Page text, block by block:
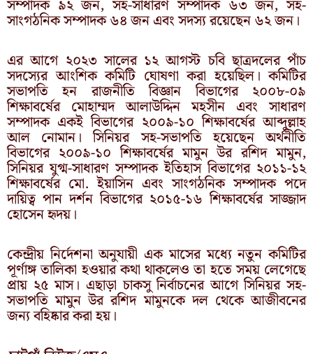
সম্পাদক ৯২ জন, সহ-সাধারণ সম্পাদক ৬৩ জন, সহ-
সাংগঠনিক সম্পাদক ৬৪ জন এবং সদস্য রয়েছেন ৬২ জন।
এর আগে ২০২৩ সালের ১২ আগস্ট চবি ছাত্রদলের পাঁচ
সদস্যের আংশিক কমিটি ঘোষণা করা হয়েছিল। কমিটির
সভাপতি হন রাজনীতি বিজ্ঞান বিভাগের ২০০৮-০৯
শিক্ষাবর্ষের মোহাম্মদ আলাউদ্দিন মহসীন এবং সাধারণ
সম্পাদক একই বিভাগের ২০০৯-১০ শিক্ষাবর্ষের আব্দুল্লাহ
আল নোমান। সিনিয়র সহ-সভাপতি হয়েছেন অর্থনীতি
বিভাগের ২০০৯-১০ শিক্ষাবর্ষের মামুন উর রশিদ মামুন,
সিনিয়র যুগ্ম-সাধারণ সম্পাদক ইতিহাস বিভাগের ২০১১-১২
শিক্ষাবর্ষের মো. ইয়াসিন এবং সাংগঠনিক সম্পাদক পদে
দায়িত্ব পান দর্শন বিভাগের ২০১৫-১৬ শিক্ষাবর্ষের সাজ্জাদ
হোসেন হৃদয়।
কেন্দ্রীয় নির্দেশনা অনুযায়ী এক মাসের মধ্যে নতুন কমিটির
পূর্ণাঙ্গ তালিকা হওয়ার কথা থাকলেও তা হতে সময় লেগেছে
প্রায় ২৫ মাস। এছাড়া চাকসু নির্বাচনের আগে সিনিয়র সহ-
সভাপতি মামুন উর রশিদ মামুনকে দল থেকে আজীবনের
জন্য বহিষ্কার করা হয়।